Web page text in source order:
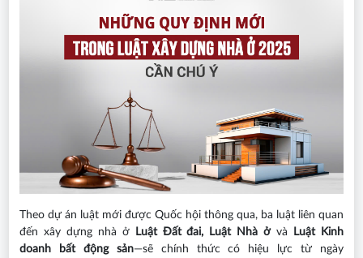
Theo dự án luật mới được Quốc hội thông qua, ba luật liên quan
đến xây dựng nhà ở
Luật Đất đai, Luật Nhà ởvà
Luật Kinh
doanh bất động sản—sẽ chính thức có hiệu lực từ ngày